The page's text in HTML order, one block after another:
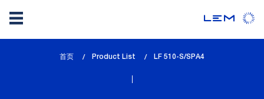
首页 Product List
lem_current_page
LF 510-S/SPA4